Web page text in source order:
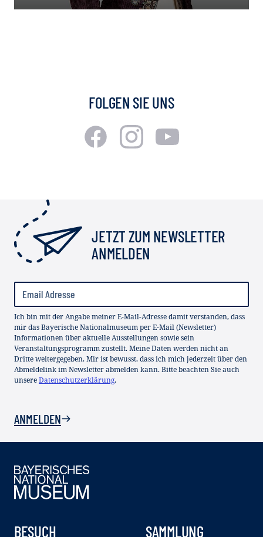
FOLGEN SIE UNS
JETZT ZUM NEWSLETTER
ANMELDEN
Ich bin mit der Angabe meiner E-Mail-Adresse damit verstanden, dass
mir das Bayerische Nationalmuseum per E-Mail (Newsletter)
Informationen über aktuelle Ausstellungen sowie sein
Veranstaltungsprogramm zustellt. Meine Daten werden nicht an
Dritte weitergegeben. Mir ist bewusst, dass ich mich jederzeit über den
Abmeldelink im Newsletter abmelden kann. Bitte beachten Sie auch
unsereDatenschutzerklärung.
ANMELDEN
BESUCH SAMMLUNG